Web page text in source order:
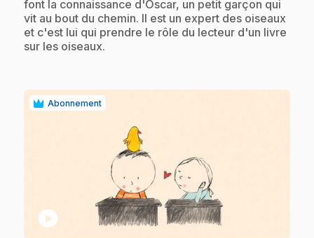
font la connaissance d'Oscar, un petit garçon qui
vit au bout du chemin. Il est un expert des oiseaux
et c'est lui qui prendre le rôle du lecteur d'un livre
sur les oiseaux.
Abonnement
play_circle